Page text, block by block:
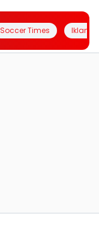
Soccer Times Iklanin